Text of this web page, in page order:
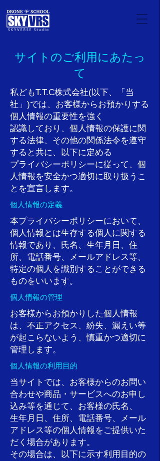
サイトのご利用にあたっ
て
私どもT.T.C株式会社(以下、「当
社」)では、お客様からお預かりする
個人情報の重要性を強く
認識しており、個人情報の保護に関
する法律、その他の関係法令を遵守
すると共に、以下に定める
プライバシーポリシーに従って、個
人情報を安全かつ適切に取り扱うこ
とを宣言します。
個人情報の定義
本プライバシーポリシーにおいて、
個人情報とは生存する個人に関する
情報であり、氏名、生年月日、住
所、電話番号、メールアドレス等、
特定の個人を識別することができる
ものをいいます。
個人情報の管理
お客様からお預かりした個人情報
は、不正アクセス、紛失、漏えい等
が起こらないよう、慎重かつ適切に
管理します。
個人情報の利用目的
当サイトでは、お客様からのお問い
合わせや商品・サービスへのお申し
込み等を通じて、お客様の氏名、
生年月日、住所、電話番号、メール
アドレス等の個人情報をご提供いた
だく場合があります。
その場合は、以下に示す利用目的の